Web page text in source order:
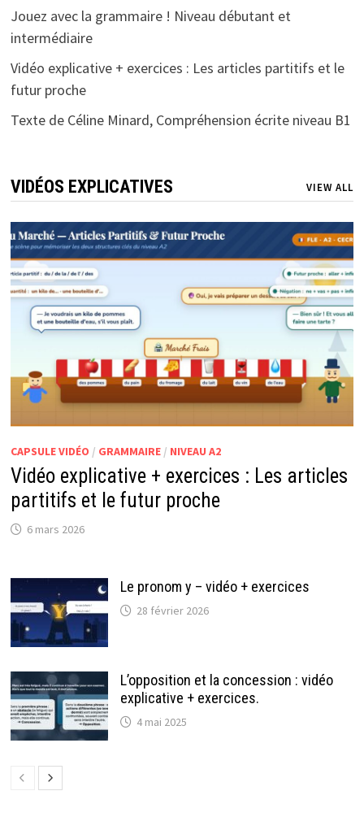
Jouez avec la grammaire ! Niveau débutant et
intermédiaire
Vidéo explicative + exercices : Les articles partitifs et le
futur proche
Texte de Céline Minard, Compréhension écrite niveau B1
VIDÉOS EXPLICATIVES VIEW ALL
CAPSULE VIDÉO / GRAMMAIRE/ NIVEAU A2
Vidéo explicative + exercices : Les articles
partitifs et le futur proche
6 mars 2026
Le pronom y – vidéo + exercices
28 février 2026
L’opposition et la concession : vidéo
explicative + exercices.
4 mai 2025